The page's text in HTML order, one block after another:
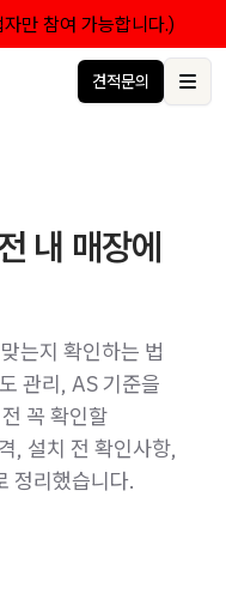
만 참여 가능합니다.)
드 한성쇼케이스
견적문의
내 매장에
는지 확인하는 법
관리, AS 기준을
꼭 확인할
, 설치 전 확인사항,
정리했습니다.